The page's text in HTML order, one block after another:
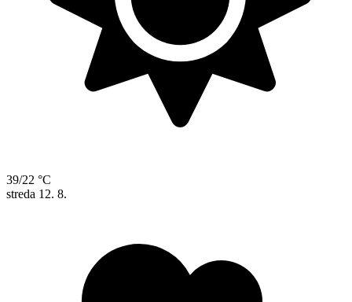
39/22 °C
streda 12. 8.